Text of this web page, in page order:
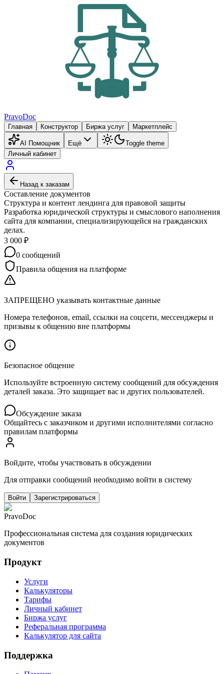
PravoDoc
Главная Конструктор Биржа услуг Маркетплейс
AI Помощник Ещё
Toggle theme
Личный кабинет
Назад к заказам
Составление документов
Структура и контент лендинга для правовой защиты
Разработка юридической структуры и смыслового наполнения
сайта для компании, специализирующейся на гражданских
делах.
3 000 ₽
0 сообщений
Правила общения на платформе
ЗАПРЕЩЕНО указывать контактные данные
Номера телефонов, email, ссылки на соцсети, мессенджеры и
призывы к общению вне платформы
Безопасное общение
Используйте встроенную систему сообщений для обсуждения
деталей заказа. Это защищает вас и других пользователей.
Обсуждение заказа
Общайтесь с заказчиком и другими исполнителями согласно
правилам платформы
Войдите, чтобы участвовать в обсуждении
Для отправки сообщений необходимо войти в систему
Войти Зарегистрироваться
PravoDoc
Профессиональная система для создания юридических
документов
Продукт
Услуги
Калькуляторы
Тарифы
Личный кабинет
Биржа услуг
Реферальная программа
Калькулятор для сайта
Поддержка